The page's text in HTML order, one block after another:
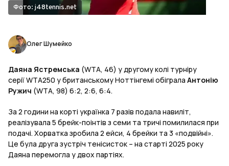
Фото: j48tennis.net
Олег Шумейко
Даяна Ястремська (WTA, 46) у другому колі турніру
серії WTA250 у британському Ноттінгемі обіграла Антонію
Ружич (WTA, 98) 6:2, 2:6, 6:4.
За 2 години на корті українка 7 разів подала навиліт,
реалізувала 5 брейк-поінтів з семи та тричі помилилася при
подачі. Хорватка зробила 2 ейси, 4 брейки та 3 «подвійні».
Це була друга зустріч тенісисток – на старті 2025 року
Даяна перемогла у двох партіях.